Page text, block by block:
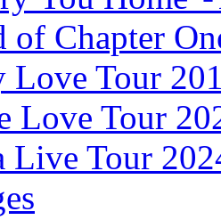
of Chapter
Love Tour
Love Tour
Live Tour